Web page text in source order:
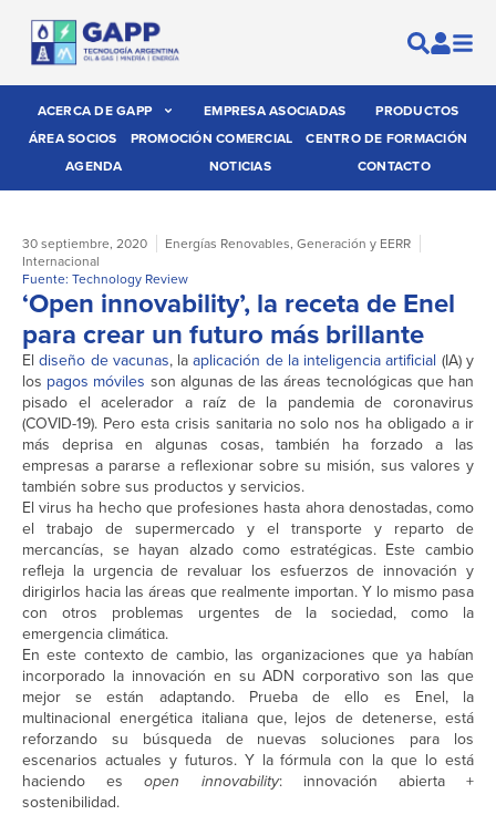
ACERCA DE GAPP EMPRESA ASOCIADAS
PRODUCTOS
ÁREA SOCIOS
PROMOCIÓN COMERCIAL
CENTRO DE FORMACIÓN
AGENDA
NOTICIAS CONTACTO
30 septiembre, 2020 Energías Renovables, Generación y EERR
Internacional
Fuente: Technology Review
‘Open innovability’, la receta de Enel
para crear un futuro más brillante
Eldiseño de vacunas, laaplicación de la inteligencia artificial (IA) y
los pagos móviles son algunas de las áreas tecnológicas que han
pisado el acelerador a raíz de la pandemia de coronavirus
(COVID-19). Pero esta crisis sanitaria no solo nos ha obligado a ir
más deprisa en algunas cosas, también ha forzado a las
empresas a pararse a reflexionar sobre su misión, sus valores y
también sobre sus productos y servicios.
El virus ha hecho que profesiones hasta ahora denostadas, como
el trabajo de supermercado y el transporte y reparto de
mercancías, se hayan alzado como estratégicas. Este cambio
refleja la urgencia de revaluar los esfuerzos de innovación y
dirigirlos hacia las áreas que realmente importan. Y lo mismo pasa
con otros problemas urgentes de la sociedad, como la
emergencia climática.
En este contexto de cambio, las organizaciones que ya habían
incorporado la innovación en su ADN corporativo son las que
mejor se están adaptando. Prueba de ello es Enel, la
multinacional energética italiana que, lejos de detenerse, está
reforzando su búsqueda de nuevas soluciones para los
escenarios actuales y futuros. Y la fórmula con la que lo está
haciendo esopen innovability: innovación abierta +
sostenibilidad.